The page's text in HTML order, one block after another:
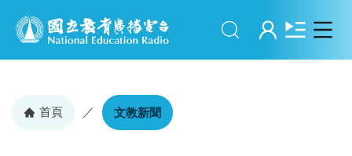
搜尋 登入
首頁 ／ 文教新聞